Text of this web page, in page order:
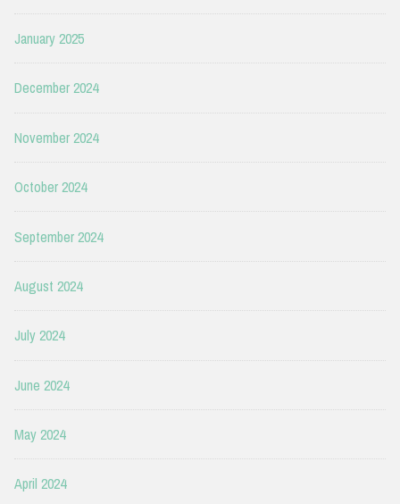
January 2025
December 2024
November 2024
October 2024
September 2024
August 2024
July 2024
June 2024
May 2024
April 2024